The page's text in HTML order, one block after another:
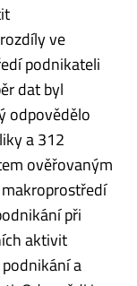
ve
podnikateli
dat byl
odpovědělo
a 312
ověřovaným
při
aktivit
a